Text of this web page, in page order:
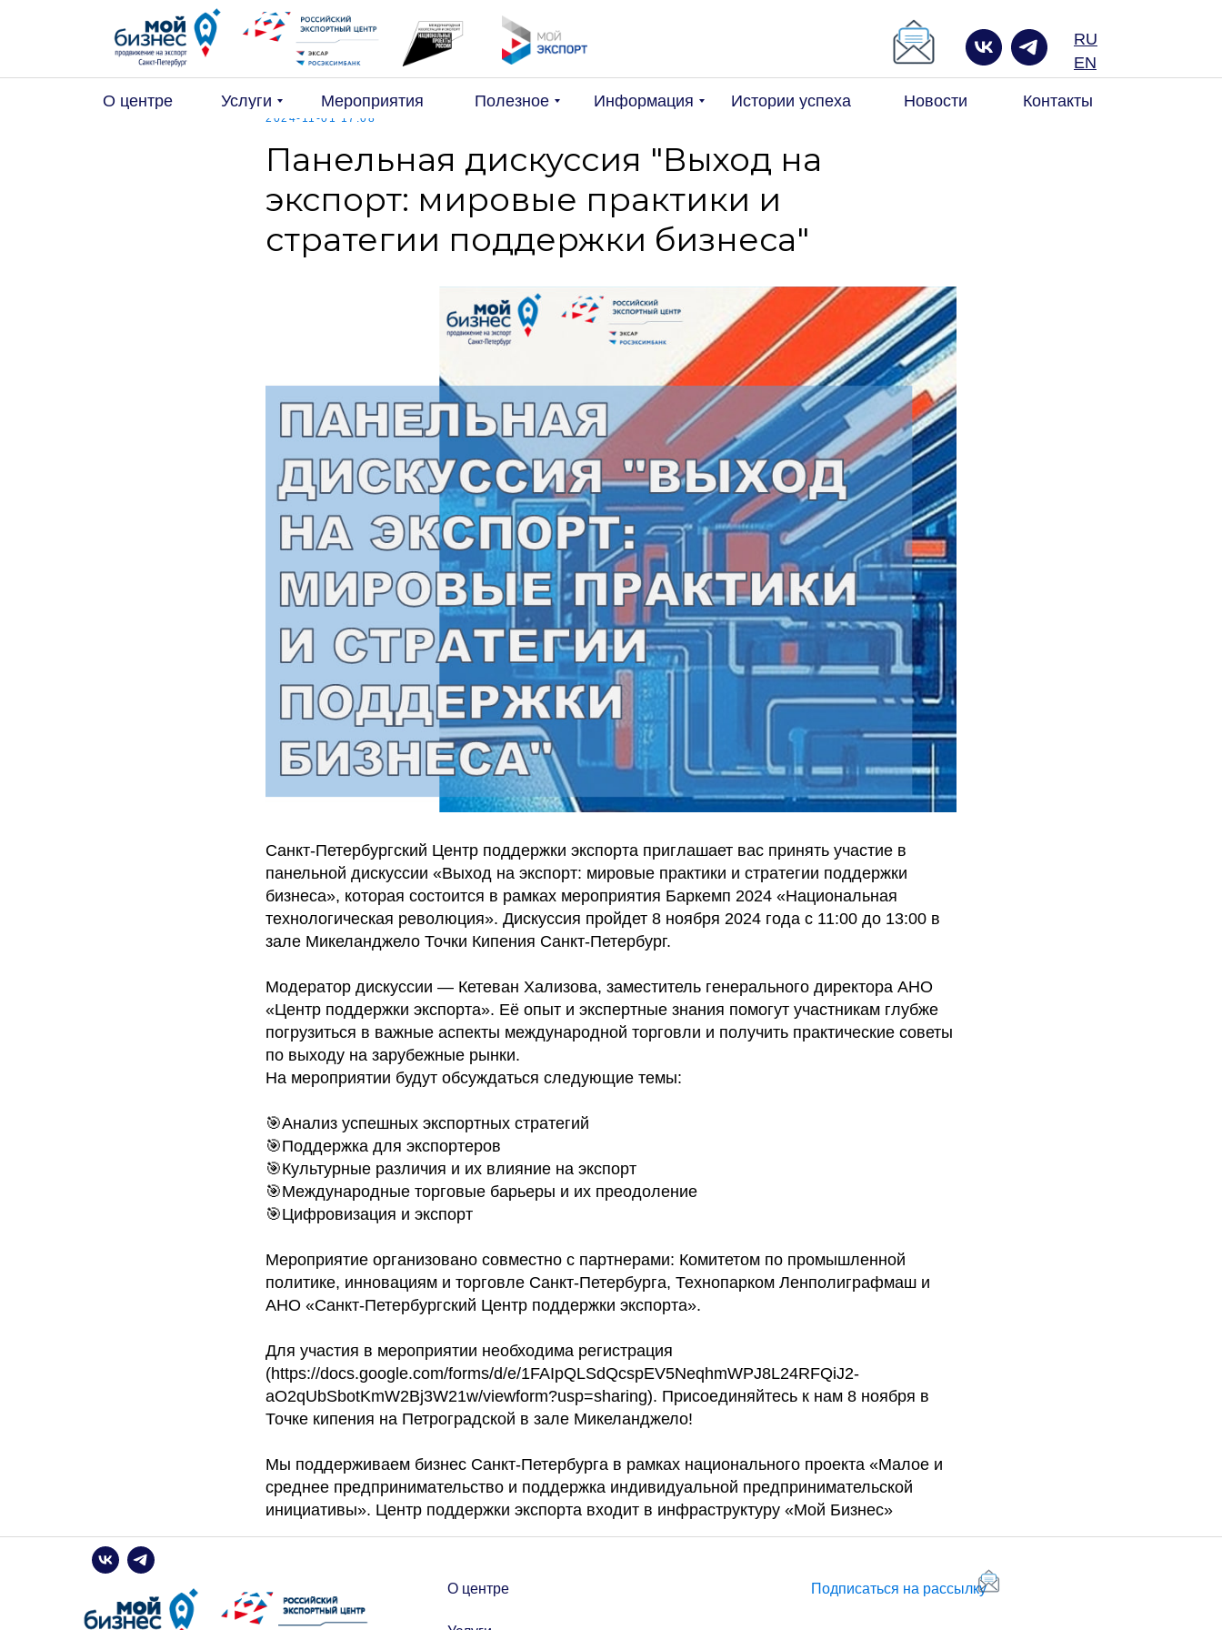
RU
EN
О центре Услуги Мероприятия Полезное Новости Контакты
Истории успеха
Информация
Поиск по сайту
2024-11-01 17:08
Панельная дискуссия "Выход на
экспорт: мировые практики и
стратегии поддержки бизнеса"
Санкт-Петербургский Центр поддержки экспорта приглашает вас принять участие в
панельной дискуссии «Выход на экспорт: мировые практики и стратегии поддержки
бизнеса», которая состоится в рамках мероприятия Баркемп 2024 «Национальная
технологическая революция». Дискуссия пройдет 8 ноября 2024 года с 11:00 до 13:00 в
зале Микеланджело Точки Кипения Санкт-Петербург.
Модератор дискуссии — Кетеван Хализова, заместитель генерального директора АНО
«Центр поддержки экспорта». Её опыт и экспертные знания помогут участникам глубже
погрузиться в важные аспекты международной торговли и получить практические советы
по выходу на зарубежные рынки.
На мероприятии будут обсуждаться следующие темы:
🎯Анализ успешных экспортных стратегий
🎯Поддержка для экспортеров
🎯Культурные различия и их влияние на экспорт
🎯Международные торговые барьеры и их преодоление
🎯Цифровизация и экспорт
Мероприятие организовано совместно с партнерами: Комитетом по промышленной
политике, инновациям и торговле Санкт-Петербурга, Технопарком Ленполиграфмаш и
АНО «Санкт-Петербургский Центр поддержки экспорта».
Для участия в мероприятии необходима регистрация
(https://docs.google.com/forms/d/e/1FAIpQLSdQcspEV5NeqhmWPJ8L24RFQiJ2-
aO2qUbSbotKmW2Bj3W21w/viewform?usp=sharing). Присоединяйтесь к нам 8 ноября в
Точке кипения на Петроградской в зале Микеланджело!
Мы поддерживаем бизнес Санкт-Петербурга в рамках национального проекта «Малое и
среднее предпринимательство и поддержка индивидуальной предпринимательской
инициативы». Центр поддержки экспорта входит в инфраструктуру «Мой Бизнес»
О центре Подписаться на рассылку